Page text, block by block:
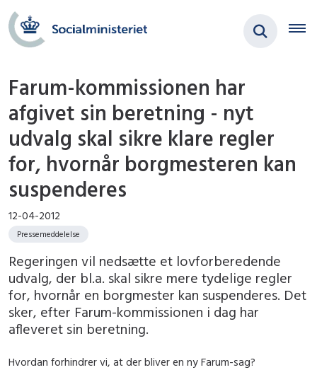
Farum-kommissionen har
afgivet sin beretning - nyt
udvalg skal sikre klare regler
for, hvornår borgmesteren kan
suspenderes
12-04-2012
Pressemeddelelse
Regeringen vil nedsætte et lovforberedende
udvalg, der bl.a. skal sikre mere tydelige regler
for, hvornår en borgmester kan suspenderes. Det
sker, efter Farum-kommissionen i dag har
afleveret sin beretning.
Hvordan forhindrer vi, at der bliver en ny Farum-sag?